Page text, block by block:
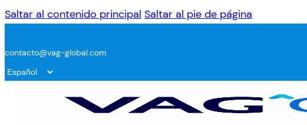
Saltar al contenido principal Saltar al pie de página
contacto@vag-global.com